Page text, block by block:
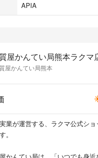
APIA
質屋かんてい局熊本ラクマ
屋かんてい局熊本
業が運営する、ラクマ公式シ
。
かんてい局は、「いつでも身